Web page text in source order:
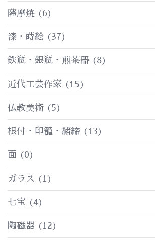
薩摩焼 (6)
漆・蒔絵 (37)
鉄瓶・銀瓶・煎茶器 (8)
近代工芸作家 (15)
仏教美術 (5)
根付・印籠・緒締 (13)
面 (0)
ガラス (1)
七宝 (4)
陶磁器 (12)